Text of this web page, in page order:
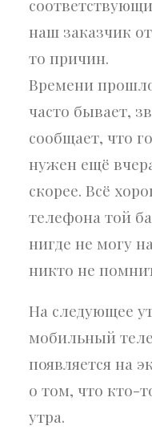
наш заказчик
то причин.
Времени
часто бывает,
сообщает, что
нужен ещё
скорее. Всё
телефона той
нигде не могу
никто не
На следующее
мобильный
появляется на
о том, что кто-
утра.